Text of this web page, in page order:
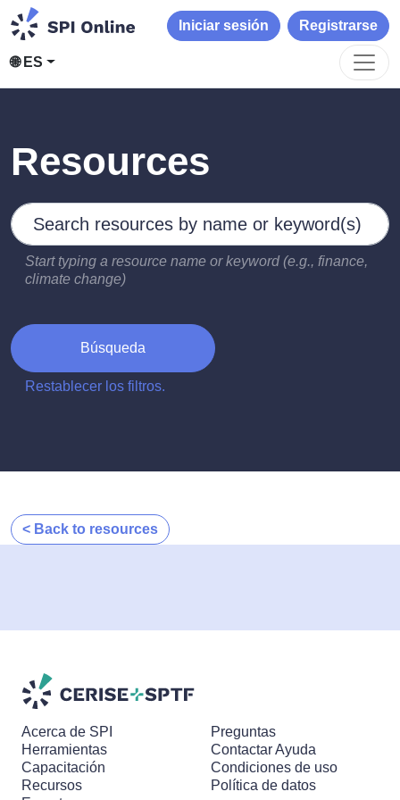
🌐 ES
Iniciar sesión Registrarse
Resources
Search by keywords
Type 2 or more characters for results.
Start typing a resource name or keyword (e.g., finance,
climate change)
Búsqueda
Restablecer los filtros.
< Back to resources
Acerca de SPI
Herramientas
Capacitación
Recursos
Preguntas
Contactar Ayuda
Condiciones de uso
Política de datos